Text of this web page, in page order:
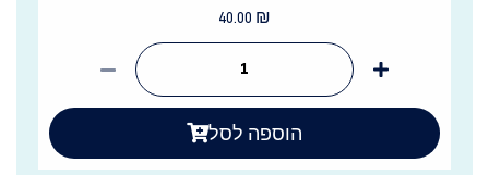
40.00 ₪
הוספה לסל